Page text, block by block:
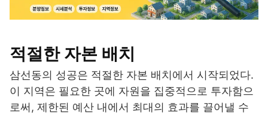
적절한 자본 배치
삼선동의 성공은 적절한 자본 배치에서 시작되었다.
이 지역은 필요한 곳에 자원을 집중적으로 투자함으
로써, 제한된 예산 내에서 최대의 효과를 끌어낼 수